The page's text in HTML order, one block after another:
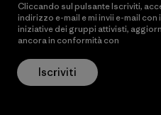
Cliccando sul pulsante Iscriviti,
indirizzo e-mail e mi invii e-mail
iniziative dei gruppi attivisti,
ancora in conformità con
Iscriviti